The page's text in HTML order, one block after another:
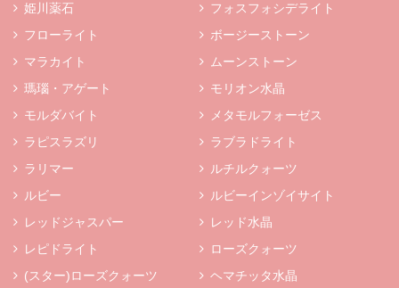
姫川薬石
フォスフォシデライト
フローライト
ボージーストーン
マラカイト
ムーンストーン
瑪瑙・アゲート
モリオン水晶
モルダバイト
メタモルフォーゼス
ラピスラズリ
ラブラドライト
ラリマー
ルチルクォーツ
ルビー
ルビーインゾイサイト
レッドジャスパー
レッド水晶
レピドライト
ローズクォーツ
(スター)ローズクォーツ
ヘマチッタ水晶